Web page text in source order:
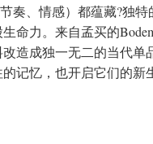
奏、情感）都蕴藏?独
命力。来自孟买的
造成独一无二的当代单
记忆，也开启它们的新